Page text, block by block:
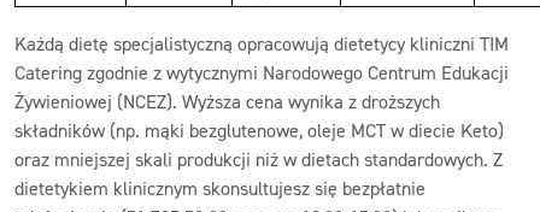
Każdą dietę specjalistyczną opracowują dietetycy kliniczni TIM
Catering zgodnie z wytycznymi Narodowego Centrum Edukacji
Żywieniowej (NCEZ). Wyższa cena wynika z droższych
składników (np. mąki bezglutenowe, oleje MCT w diecie Keto)
oraz mniejszej skali produkcji niż w dietach standardowych. Z
dietetykiem klinicznym skonsultujesz się bezpłatnie